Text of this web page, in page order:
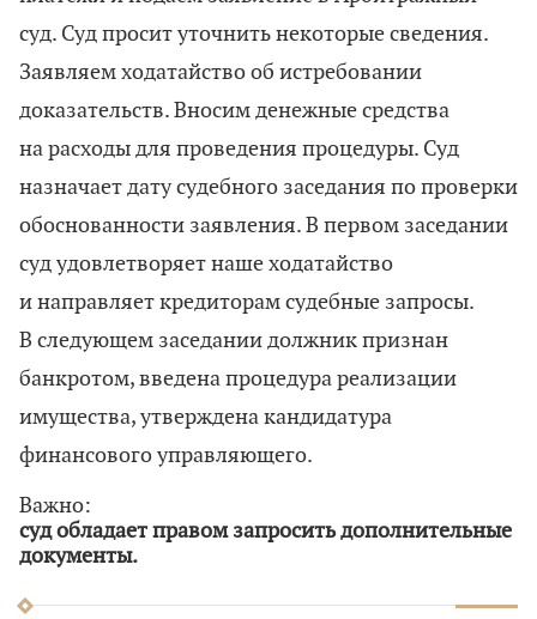
суд. Суд просит уточнить некоторые сведения.
Заявляем ходатайство об истребовании
доказательств. Вносим денежные средства
на расходы для проведения процедуры. Суд
назначает дату судебного заседания по проверки
обоснованности заявления. В первом заседании
суд удовлетворяет наше ходатайство
и направляет кредиторам судебные запросы.
В следующем заседании должник признан
банкротом, введена процедура реализации
имущества, утверждена кандидатура
финансового управляющего.
Важно:
суд обладает правом запросить дополнительные
документы.